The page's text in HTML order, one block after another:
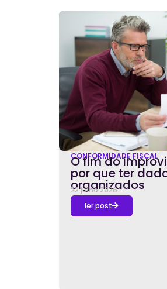
CONFORMIDADE FISCAL
O fim do
por que ter
organizados
22 julho 2026
ler post